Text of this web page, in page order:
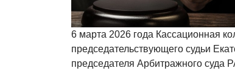
6 марта 2026 года Кассационная
председательствующего судьи
председателя Арбитражного суда